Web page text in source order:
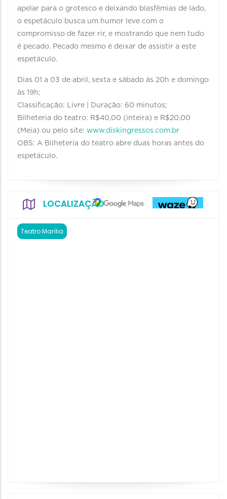
apelar para o grotesco e deixando blasfêmias de lado,
o espetáculo busca um humor leve com o
compromisso de fazer rir, e mostrando que nem tudo
é pecado. Pecado mesmo é deixar de assistir a este
espetáculo.
Dias 01 a 03 de abril, sexta e sábado às 20h e domingo
às 19h;
Classificação: Livre | Duração: 60 minutos;
Bilheteria do teatro: R$40,00 (inteira) e R$20,00
(Meia) ou pelo site: www.diskingressos.com.br
OBS: A Bilheteria do teatro abre duas horas antes do
espetáculo.
LOCALIZAÇÃO
Teatro Marília